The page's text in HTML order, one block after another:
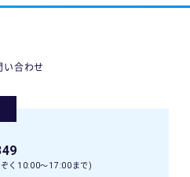
い合わせ
く10:00〜17:00まで)